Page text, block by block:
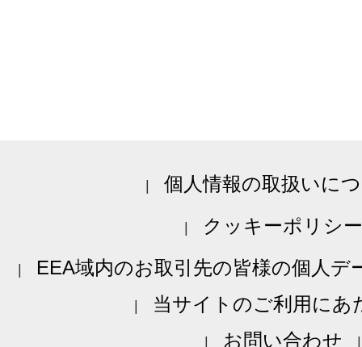
個人情報の取扱いに
クッキーポリシー
EEA域内のお取引先の皆様の個人デ
当サイトのご利用にあ
お問い合わせ